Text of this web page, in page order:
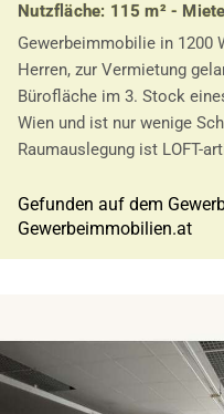
Nutzfläche: 115 m² -
Gewerbeimmobilie in 1200
Herren, zur Vermietung
Bürofläche im 3. Stock
Wien und ist nur wenige
Raumauslegung ist LOFT-
Gefunden auf dem
Gewerbeimmobilien.at